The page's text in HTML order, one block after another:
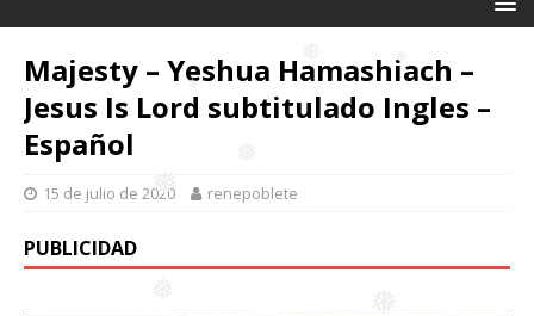
❅
❅
❅
❅
❅
❅
Majesty – Yeshua Hamashiach –
Jesus Is Lord subtitulado Ingles –
Español
15 de julio de 2020 renepoblete
PUBLICIDAD